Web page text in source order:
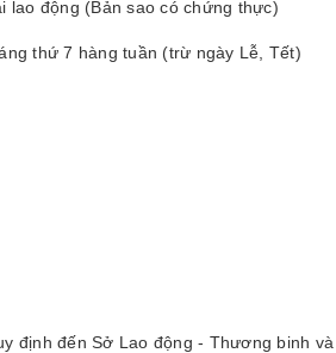
lao động (Bản sao có chứng thực)
thứ 7 hàng tuần (trừ ngày Lễ, Tết)
định đến Sở Lao động - Thương binh